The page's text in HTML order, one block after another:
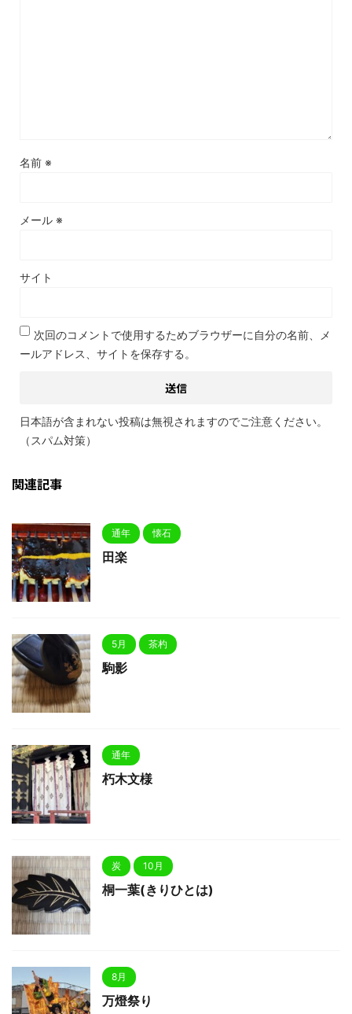
名前 ※
メール ※
サイト
次回のコメントで使用するためブラウザーに自分の名前、メ
ールアドレス、サイトを保存する。
日本語が含まれない投稿は無視されますのでご注意ください。
（スパム対策）
関連記事
通年 懐石
田楽
5月 茶杓
駒影
通年
朽木文様
炭 10月
桐一葉(きりひとは)
8月
万燈祭り